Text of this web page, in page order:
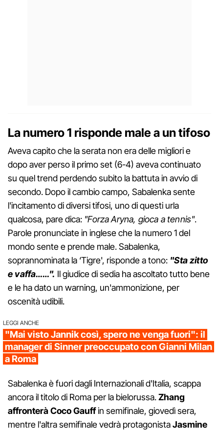
La numero 1 risponde male a un tifoso
Aveva capito che la serata non era delle migliori e
dopo aver perso il primo set (6-4) aveva continuato
su quel trend perdendo subito la battuta in avvio di
secondo. Dopo il cambio campo, Sabalenka sente
l'incitamento di diversi tifosi, uno di questi urla
qualcosa, pare dica: "Forza Aryna, gioca a tennis".
Parole pronunciate in inglese che la numero 1 del
mondo sente e prende male. Sabalenka,
soprannominata la ‘Tigre', risponde a tono: "Sta zitto
e vaffa……". Il giudice di sedia ha ascoltato tutto bene
e le ha dato un warning, un'ammonizione, per
oscenità udibili.
LEGGI ANCHE
"Mai visto Jannik così, spero ne venga fuori": il
manager di Sinner preoccupato con Gianni Milan
a Roma
Sabalenka è fuori dagli Internazionali d'Italia, scappa
ancora il titolo di Roma per la bielorussa.Zhang
affronterà Coco Gauffin semifinale, giovedì sera,
mentre l'altra semifinale vedrà protagonistaJasmine